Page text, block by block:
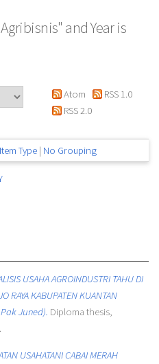
and Year is
Atom
RSS 1.0
RSS 2.0
Item Type| No Grouping
USAHA AGROINDUSTRI TAHU DI
RAYA KABUPATEN KUANTAN
Juned). Diploma thesis,
USAHATANI CABAI MERAH